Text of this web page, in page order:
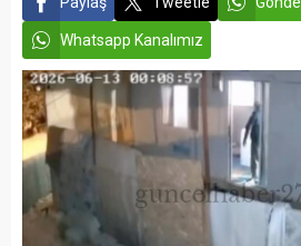
Whatsapp Kanalımız